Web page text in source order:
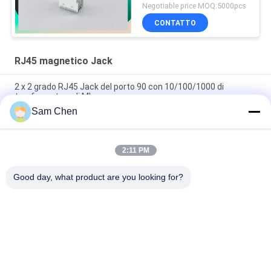
Negotiable price MOQ:5000pcs
CONTATTO
RJ45 magnetico Jack
2 x 2 grado RJ45 Jack del porto 90 con 10/100/1000 di
trasformatore di Mbps
Ethernet RJ45 Jack porto di RMA-065BC-20F6-YG 2 x 1 di PBT
Mbps 10/100/1000
90 gradi RJ45 magnetico Jack, lato del fermaglio di 10/100M
Sam Chen
2:11 PM
Good day, what product are you looking for?